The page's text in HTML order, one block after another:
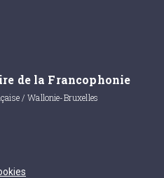
de la Francophonie
/ Wallonie-Bruxelles